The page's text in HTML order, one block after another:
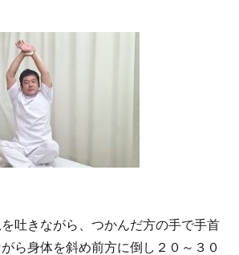
吐きながら、つかんだ方の手で手首
ら身体を斜め前方に倒し２０～３０